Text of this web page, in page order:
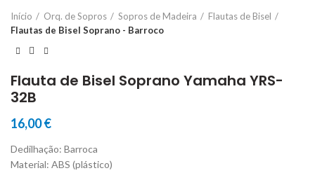
Início Orq. de Sopros Sopros de Madeira
Flautas de Bisel
Flautas de Bisel Soprano - Barroco
Flauta de Bisel Soprano Yamaha YRS-
32B
16,00€
Dedilhação: Barroca
Material: ABS (plástico)